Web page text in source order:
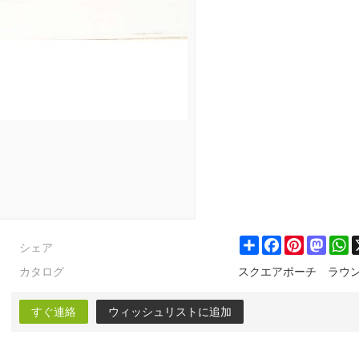
シェア ShareFacebookPinterest
カタログ
スクエアポーチ ラウ
すぐ連絡 ウィッシュリストに追加